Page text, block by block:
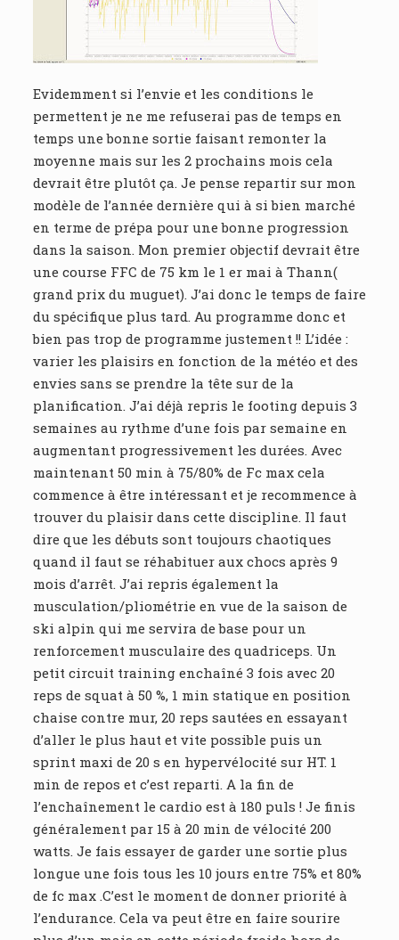
Evidemment si l’envie et les conditions le
permettent je ne me refuserai pas de temps en
temps une bonne sortie faisant remonter la
moyenne mais sur les 2 prochains mois cela
devrait être plutôt ça. Je pense repartir sur mon
modèle de l’année dernière qui à si bien marché
en terme de prépa pour une bonne progression
dans la saison. Mon premier objectif devrait être
une course FFC de 75 km le 1 er mai à Thann(
grand prix du muguet). J’ai donc le temps de faire
du spécifique plus tard. Au programme donc et
bien pas trop de programme justement !! L’idée :
varier les plaisirs en fonction de la météo et des
envies sans se prendre la tête sur de la
planification. J’ai déjà repris le footing depuis 3
semaines au rythme d’une fois par semaine en
augmentant progressivement les durées. Avec
maintenant 50 min à 75/80% de Fc max cela
commence à être intéressant et je recommence à
trouver du plaisir dans cette discipline. Il faut
dire que les débuts sont toujours chaotiques
quand il faut se réhabituer aux chocs après 9
mois d’arrêt. J’ai repris également la
musculation/pliométrie en vue de la saison de
ski alpin qui me servira de base pour un
renforcement musculaire des quadriceps. Un
petit circuit training enchaîné 3 fois avec 20
reps de squat à 50 %, 1 min statique en position
chaise contre mur, 20 reps sautées en essayant
d’aller le plus haut et vite possible puis un
sprint maxi de 20 s en hypervélocité sur HT. 1
min de repos et c’est reparti. A la fin de
l’enchaînement le cardio est à 180 puls ! Je finis
généralement par 15 à 20 min de vélocité 200
watts. Je fais essayer de garder une sortie plus
longue une fois tous les 10 jours entre 75% et 80%
de fc max .C’est le moment de donner priorité à
l’endurance. Cela va peut être en faire sourire